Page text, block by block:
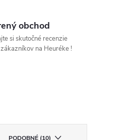
obchod
si skutočné recenzie
na Heuréke !
PODOBNÉ (10)